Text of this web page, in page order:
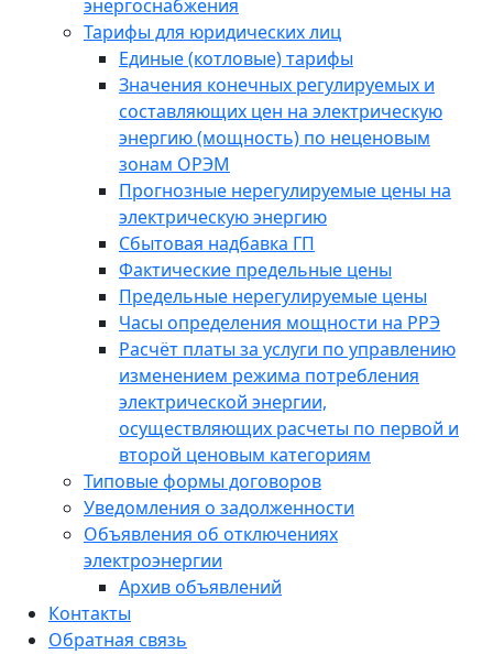
энергоснабжения
Тарифы для юридических лиц
Единые (котловые) тарифы
Значения конечных регулируемых и
составляющих цен на электрическую
энергию (мощность) по неценовым
зонам ОРЭМ
Прогнозные нерегулируемые цены на
электрическую энергию
Сбытовая надбавка ГП
Фактические предельные цены
Предельные нерегулируемые цены
Часы определения мощности на РРЭ
Расчёт платы за услуги по управлению
изменением режима потребления
электрической энергии,
осуществляющих расчеты по первой и
второй ценовым категориям
Типовые формы договоров
Уведомления о задолженности
Объявления об отключениях
электроэнергии
Архив объявлений
Контакты
Обратная связь